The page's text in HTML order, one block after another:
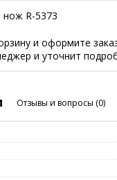
R-5373
и оформите
и уточнит
Отзывы и вопросы (0)